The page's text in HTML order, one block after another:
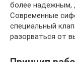
более надежным,
Современные
специальный
разорваться от